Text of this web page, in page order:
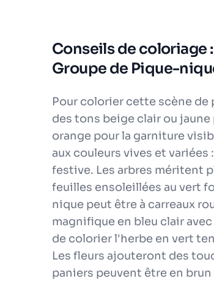
Conseils de coloriage
Groupe de Pique-
Pour colorier cette scène
des tons beige clair ou jaune
orange pour la garniture
aux couleurs vives et
festive. Les arbres méritent
feuilles ensoleillées au vert
nique peut être à carreaux
magnifique en bleu clair
de colorier l'herbe en vert
Les fleurs ajouteront des
paniers peuvent être en